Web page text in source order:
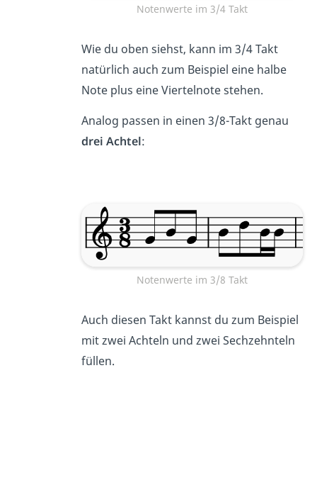
Notenwerte im 3/4 Takt
Wie du oben siehst, kann im 3/4 Takt
natürlich auch zum Beispiel eine halbe
Note plus eine Viertelnote stehen.
Analog passen in einen 3/8-Takt genau
drei Achtel:
Notenwerte im 3/8 Takt
Auch diesen Takt kannst du zum Beispiel
mit zwei Achteln und zwei Sechzehnteln
füllen.